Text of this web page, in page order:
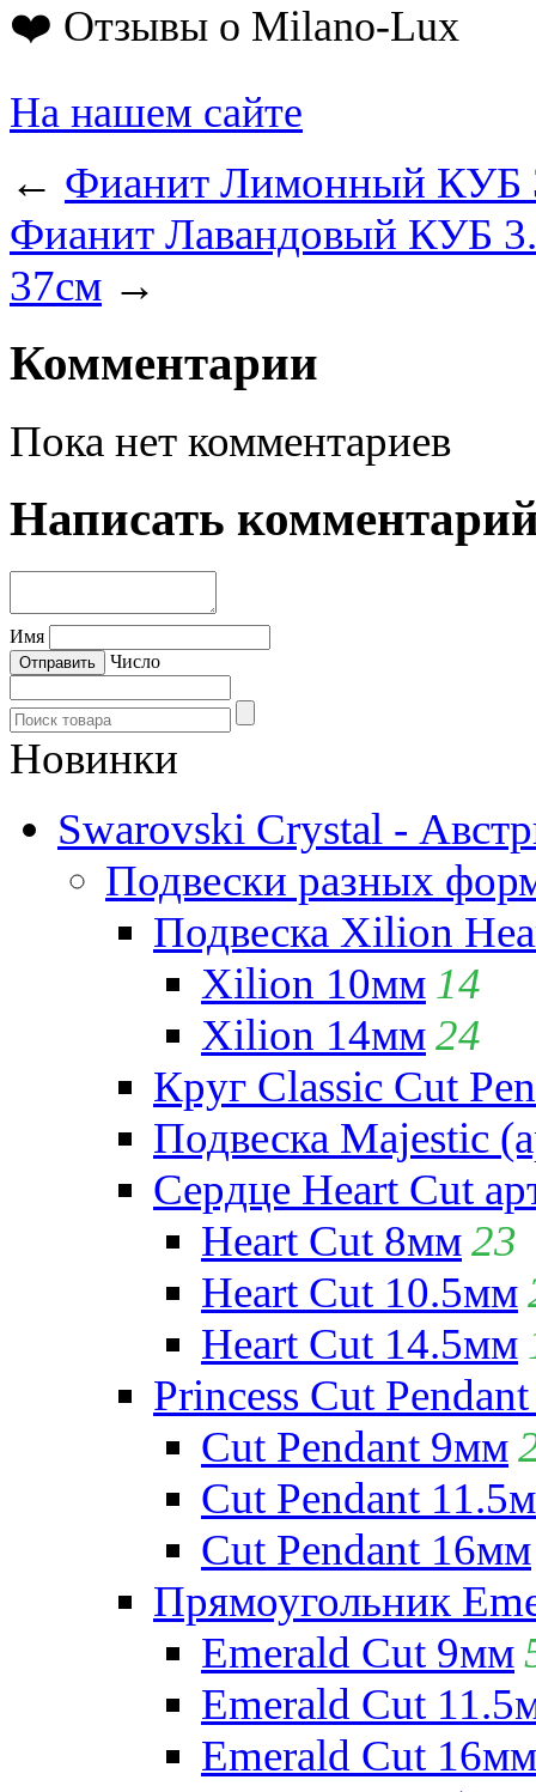
❤️ Отзывы о Milano-Lux
На нашем сайте
← Фианит Лимонный КУБ
Фианит Лавандовый КУБ
37см →
Комментарии
Пока нет комментариев
Написать
Имя
Число
Новинки
Swarovski Crystal -
Подвески разных
Подвеска Xilion
Xilion 10мм 14
Xilion 14мм24
Круг Classic Cut
Подвеска Majestic
Сердце Heart Cut
Heart Cut 8мм23
Heart Cut 10.5мм
Heart Cut 14.5мм
Princess Cut
Cut Pendant 9мм
Cut Pendant
Cut Pendant 16мм
Прямоугольник
Emerald Cut 9мм
Emerald Cut
Emerald Cut 16мм